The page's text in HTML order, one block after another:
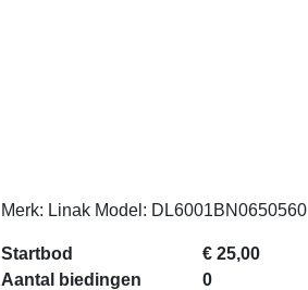
Merk: Linak Model: DL6001BN0650560
Startbod
€ 25,00
Aantal biedingen
0